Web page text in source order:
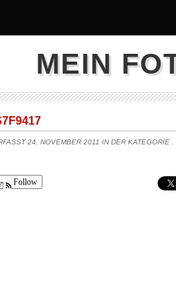
MEIN
24. NOVEMBER 2011 IN DER KATEGORIE
Follow